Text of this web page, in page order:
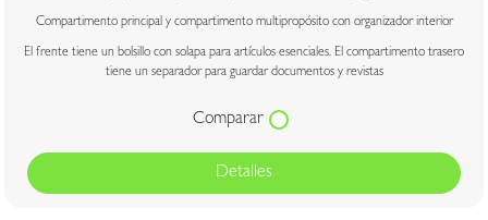
Compartimento principal y compartimento multipropósito con organizador interior
El frente tiene un bolsillo con solapa para artículos esenciales. El compartimento trasero
tiene un separador para guardar documentos y revistas
Comparar
Detalles